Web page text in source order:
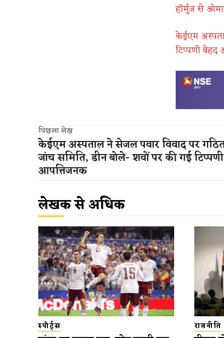
हॉर्मुज से
केईएम
टिप्पणी
पिछला लेख
केईएम अस्पताल ने सेजल पवार विवाद पर
जांच समिति, डीन बोले- शवों पर की गई
आपत्तिजनक
लेखक से अधिक
स्पोर्ट्स राजनीति